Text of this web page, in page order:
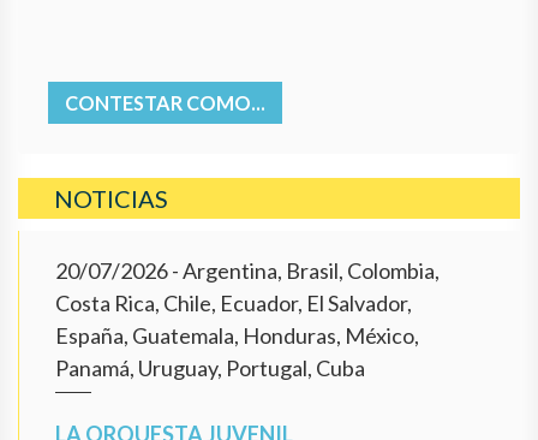
CONTESTAR COMO...
NOTICIAS
20/07/2026- Argentina, Brasil, Colombia,
Costa Rica, Chile, Ecuador, El Salvador,
España, Guatemala, Honduras, México,
Panamá, Uruguay, Portugal, Cuba
LA ORQUESTA JUVENIL